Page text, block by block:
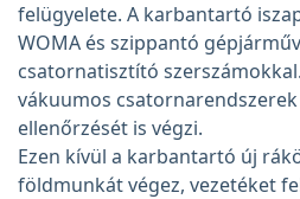
felügyelete. A karbantartó
WOMA és szippantó
csatornatisztító
vákuumos
ellenőrzését is végzi.
Ezen kívül a karbantartó új
földmunkát végez, vezetéket